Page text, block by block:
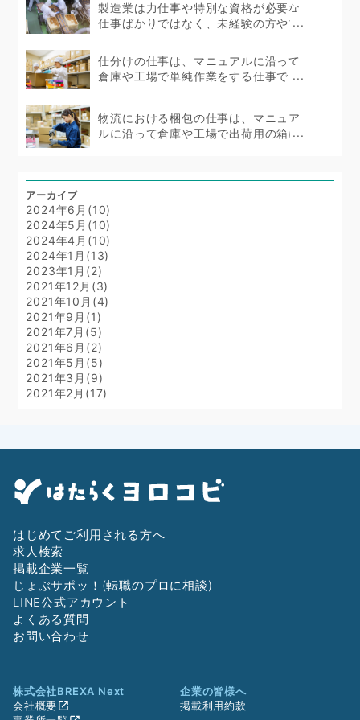
製造業は力仕事や特別な資格が必要な
仕事ばかりではなく、未経験の方やブ
仕分けの仕事は、マニュアルに沿って
倉庫や工場で単純作業をする仕事で
物流における梱包の仕事は、マニュア
ルに沿って倉庫や工場で出荷用の箱に
アーカイブ
2024年6月(10)
2024年5月(10)
2024年4月(10)
2024年1月(13)
2023年1月(2)
2021年12月(3)
2021年10月(4)
2021年9月(1)
2021年7月(5)
2021年6月(2)
2021年5月(5)
2021年3月(9)
2021年2月(17)
はじめてご利用される方へ
求人検索
掲載企業一覧
じょぶサポッ！(転職のプロに相談)
LINE公式アカウント
よくある質問
お問い合わせ
株式会社BREXA Next
会社概要
企業の皆様へ
掲載利用約款